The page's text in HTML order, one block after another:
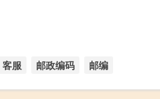
客服 邮政编码 邮编